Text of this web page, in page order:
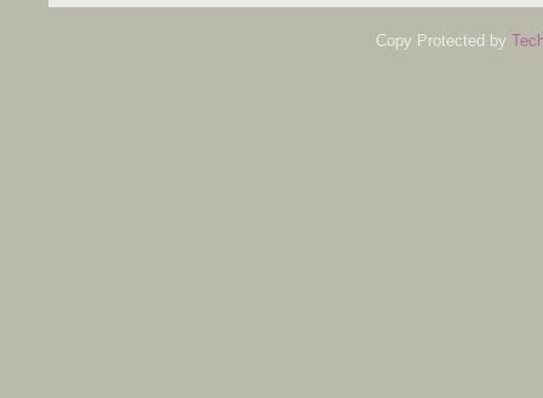
Copy Protected by